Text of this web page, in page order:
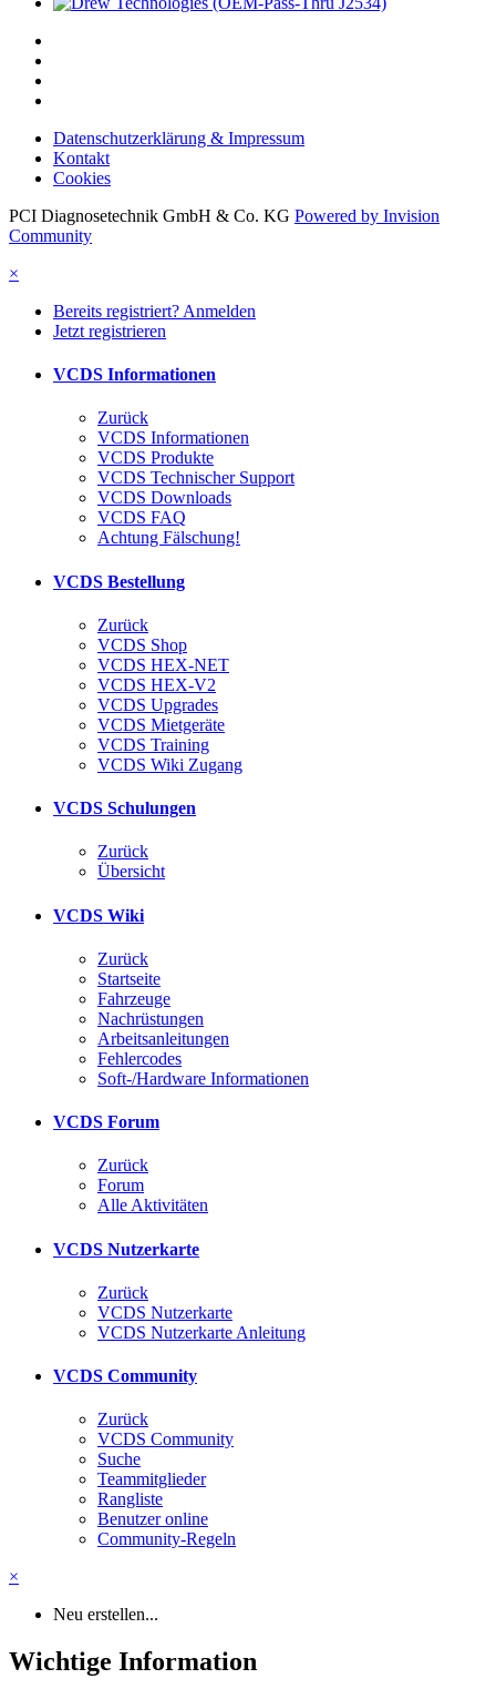
Datenschutzerklärung & Impressum
Kontakt
Cookies
PCI Diagnosetechnik GmbH & Co. KG Powered by Invision
Community
×
Bereits registriert? Anmelden
Jetzt registrieren
VCDS Informationen
Zurück
VCDS Informationen
VCDS Produkte
VCDS Technischer Support
VCDS Downloads
VCDS FAQ
Achtung Fälschung!
VCDS Bestellung
Zurück
VCDS Shop
VCDS HEX-NET
VCDS HEX-V2
VCDS Upgrades
VCDS Mietgeräte
VCDS Training
VCDS Wiki Zugang
VCDS Schulungen
Zurück
Übersicht
VCDS Wiki
Zurück
Startseite
Fahrzeuge
Nachrüstungen
Arbeitsanleitungen
Fehlercodes
Soft-/Hardware Informationen
VCDS Forum
Zurück
Forum
Alle Aktivitäten
VCDS Nutzerkarte
Zurück
VCDS Nutzerkarte
VCDS Nutzerkarte Anleitung
VCDS Community
Zurück
VCDS Community
Suche
Teammitglieder
Rangliste
Benutzer online
Community-Regeln
×
Neu erstellen...
Wichtige Information